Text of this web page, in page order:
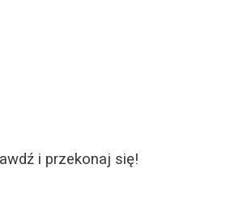
i przekonaj się!